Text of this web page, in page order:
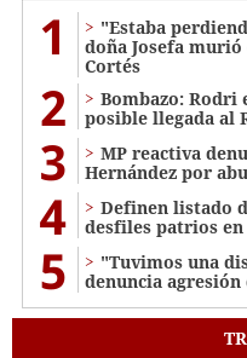
1
"Estaba
doña Josefa murió
Cortés
2
Bombazo: Rodri
posible llegada al
3
MP reactiva
Hernández por
4
Definen listado
desfiles patrios
5
"Tuvimos una
denuncia agresión